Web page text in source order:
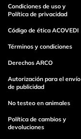
Condiciones de uso y
Política de privacidad
Código de ética ACOVEDI
Términos y condiciones
Derechos ARCO
Autorización para el envío
de publicidad
No testeo en animales
Política de cambios y
devoluciones